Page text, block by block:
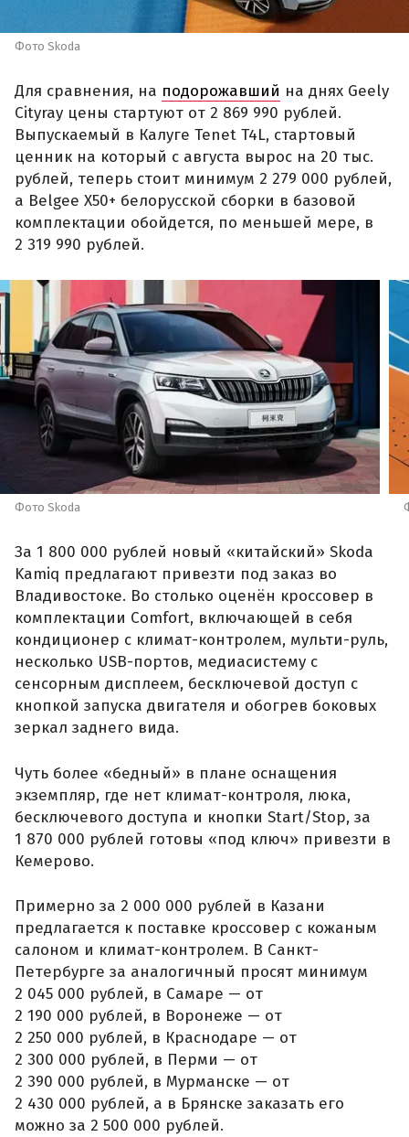
Фото Skoda
Для сравнения, на подорожавший на днях Geely
Cityray цены стартуют от 2 869 990 рублей.
Выпускаемый в Калуге Tenet T4L, стартовый
ценник на который с августа вырос на 20 тыс.
рублей, теперь стоит минимум 2 279 000 рублей,
а Belgee X50+ белорусской сборки в базовой
комплектации обойдется, по меньшей мере, в
2 319 990 рублей.
Фото Skoda
За 1 800 000 рублей новый «китайский» Skoda
Kamiq предлагают привезти под заказ во
Владивостоке. Во столько оценён кроссовер в
комплектации Comfort, включающей в себя
кондиционер с климат-контролем, мульти-руль,
несколько USB-портов, медиасистему с
сенсорным дисплеем, бесключевой доступ с
кнопкой запуска двигателя и обогрев боковых
зеркал заднего вида.
Чуть более «бедный» в плане оснащения
экземпляр, где нет климат-контроля, люка,
бесключевого доступа и кнопки Start/Stop, за
1 870 000 рублей готовы «под ключ» привезти в
Кемерово.
Примерно за 2 000 000 рублей в Казани
предлагается к поставке кроссовер с кожаным
салоном и климат-контролем. В Санкт-
Петербурге за аналогичный просят минимум
2 045 000 рублей, в Самаре — от
2 190 000 рублей, в Воронеже — от
2 250 000 рублей, в Краснодаре — от
2 300 000 рублей, в Перми — от
2 390 000 рублей, в Мурманске — от
2 430 000 рублей, а в Брянске заказать его
можно за 2 500 000 рублей.